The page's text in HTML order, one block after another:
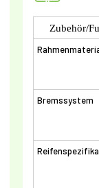
Zubehör/
Bremssystem